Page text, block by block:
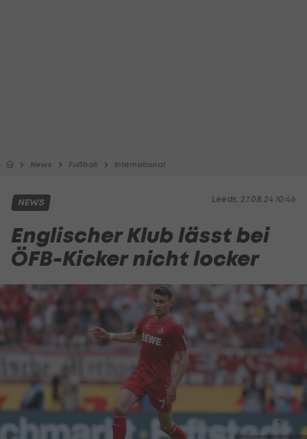
News Fußball International
Leeds, 27.08.24 10:46
NEWS
Englischer Klub lässt bei
ÖFB-Kicker nicht locker